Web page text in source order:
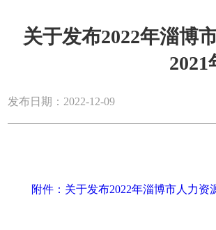
关于发布2022年淄博
发布日期：2022-12-09
附件：关于发布2022年淄博市人力